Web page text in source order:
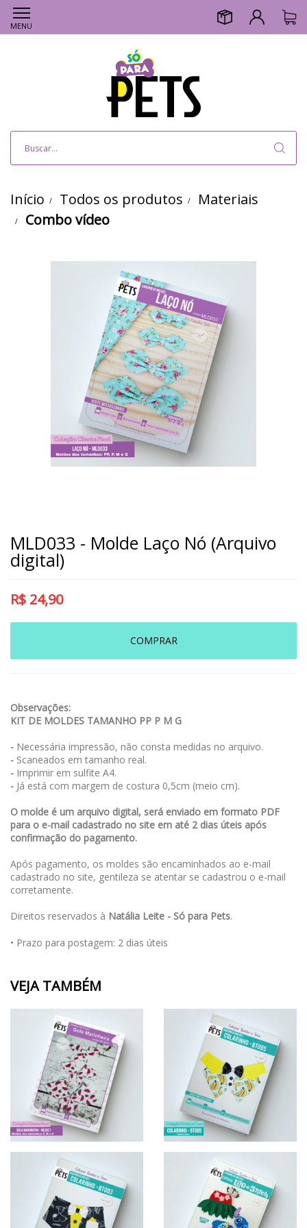
MENU
Início Todos os produtos
Materiais
Combo vídeo
MLD033 - Molde Laço Nó (Arquivo
digital)
R$ 24,90
COMPRAR
Observações:
KIT DE MOLDES TAMANHO PP P M G
- Necessária impressão, não consta medidas no arquivo.
- Scaneados em tamanho real.
- Imprimir em sulfite A4.
- Já está com margem de costura 0,5cm (meio cm).
O molde é um arquivo digital, será enviado em formato PDF
para o e-mail cadastrado no site em até 2 dias úteis após
confirmação do pagamento.
Após pagamento, os moldes são encaminhados ao e-mail
cadastrado no site, gentileza se atentar se cadastrou o e-mail
corretamente.
Direitos reservados à Natália Leite - Só para Pets.
• Prazo para postagem: 2 dias úteis
VEJA TAMBÉM